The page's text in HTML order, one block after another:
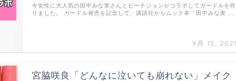
9月 15, 2021
今女性に大人気の田中みな実さんとピーチジョンがコラボしてガードルを作
りました。 ガードル発売を記念して、講談社からムック本「田中みな実 …
宮脇咲良「どんなに泣いても崩れない」メイク